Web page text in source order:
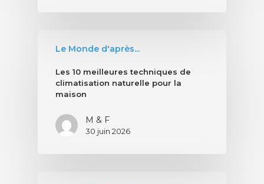
Le Monde d'après...
Les 10 meilleures techniques de
climatisation naturelle pour la
maison
M & F
30 juin 2026